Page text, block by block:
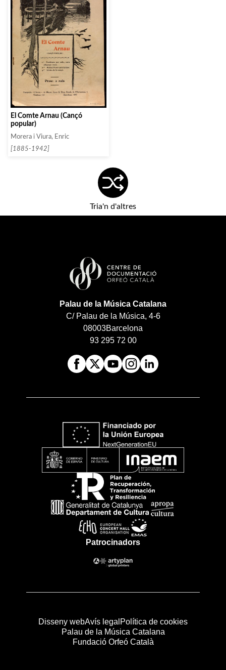
El Comte Arnau (Cançó
popular)
Morera i Viura, Enric
[1885-1942]
Tria'n d'altres
Palau de la Música Catalana
C/ Palau de la Música, 4-6
08003Barcelona
93 295 72 00
Patrocinadors
Disseny webAvís legal Política de cookies
Palau de la Música Catalana
Fundació Orfeó Català